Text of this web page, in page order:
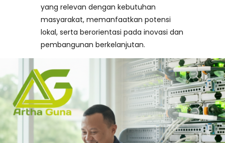
yang relevan dengan kebutuhan
masyarakat, memanfaatkan potensi
lokal, serta berorientasi pada inovasi dan
pembangunan berkelanjutan.